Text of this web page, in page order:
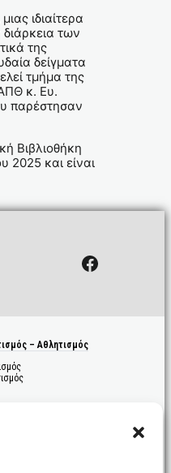
ιδιαίτερα
των
της
δείγματα
τμήμα της
κ. Ευ.
παρέστησαν
Βιβλιοθήκη
2025 και είναι
Facebook
– Αθλητισμός